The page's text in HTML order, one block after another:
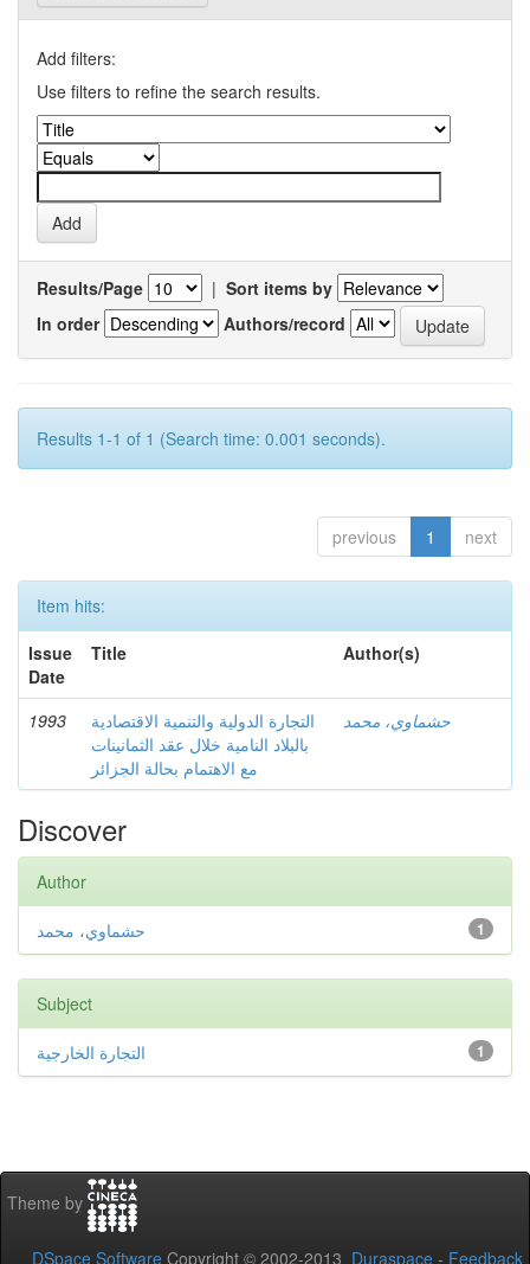
Add filters:
Use filters to refine the search results.
Results/Page | Sort items by
In order
Authors/record
Results 1-1 of 1 (Search time: 0.001 seconds).
previous 1 next
Item hits:
Issue
Date
Title Author(s)
1993
التجارة الدولية والتنمية الاقتصادية
بالبلاد النامية خلال عقد الثمانينات
مع الاهتمام بحالة الجزائر
حشماوي، محمد
Discover
Author
1 حشماوي، محمد
Subject
1 التجارة الخارجية
Theme by
DSpace Software Copyright © 2002-2013 Duraspace - Feedback